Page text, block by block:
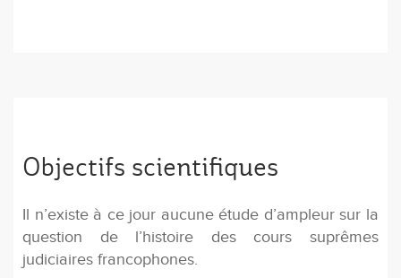
Objectifs scientifiques
Il n’existe à ce jour aucune étude d’ampleur sur la
question de l’histoire des cours suprêmes
judiciaires francophones.